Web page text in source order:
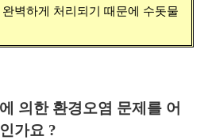
벽하게 처리되기 때문에 수돗물
의한 환경오염 문제를 어
가요 ?